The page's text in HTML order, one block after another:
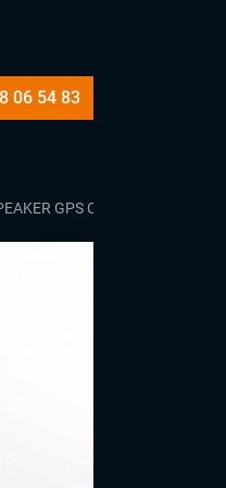
06 54 83
GPS CARPLAY 1ERE